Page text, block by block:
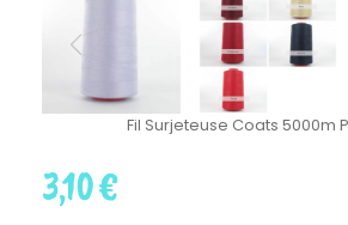
Fil Surjeteuse Coats 5000m
3,10€